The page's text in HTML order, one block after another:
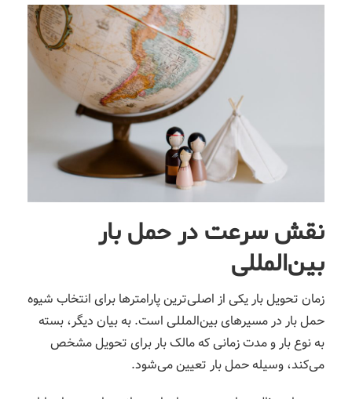
نقش سرعت در حمل بار
بین‌المللی
زمان تحویل بار یکی از اصلی‌ترین پارامترها برای انتخاب شیوه
حمل بار در مسیرهای بین‌المللی است. به بیان دیگر، بسته
به نوع بار و مدت زمانی که مالک بار برای تحویل مشخص
می‌کند، وسیله حمل بار تعیین می‌شود.